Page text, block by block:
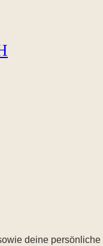
deine persönliche